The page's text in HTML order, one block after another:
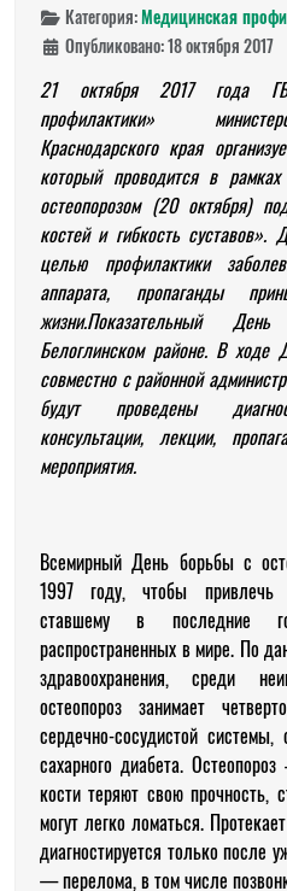
Категория:Медицинская
Опубликовано: 18 октября 2017
21 октября 2017 года
профилактики»
Краснодарского края
который проводится в рамках
остеопорозом (20 октября)
костей и гибкость суставов».
целью профилактики
аппарата, пропаганды
жизни.Показательный
Белоглинском районе.В ходе
совместно с районной
будут проведены
консультации, лекции,
мероприятия.
Всемирный День борьбы с
1997 году, чтобы привлечь
ставшему в последние
распространенных в мире. По
здравоохранения, среди
остеопороз занимает
сердечно-сосудистой системы,
сахарного диабета.
кости теряют свою прочность,
могут легко ломаться.
диагностируется только после
— перелома, в том числе